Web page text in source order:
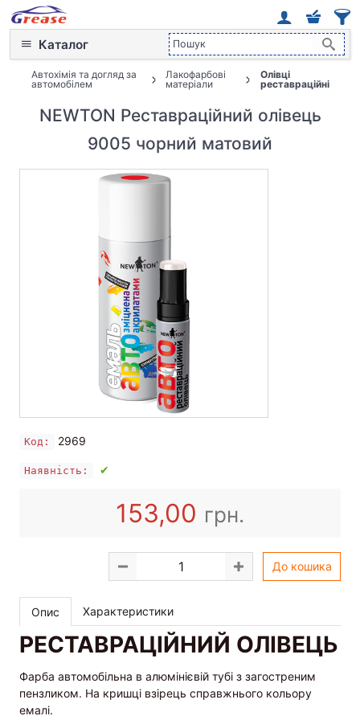
Каталог
Автохімія та догляд за
автомобілем
Лакофарбові
матеріали
Олівці
реставраційні
NEWTON Реставраційний олівець
9005 чорний матовий
Код: 2969
Наявність: ✔
153,00 грн.
До кошика
Опис Характеристики
РЕСТАВРАЦІЙНИЙ ОЛІВЕЦЬ
Фарба автомобільна в алюмінієвій тубі з загостреним
пензликом. На кришці взірець справжнього кольору
емалі.